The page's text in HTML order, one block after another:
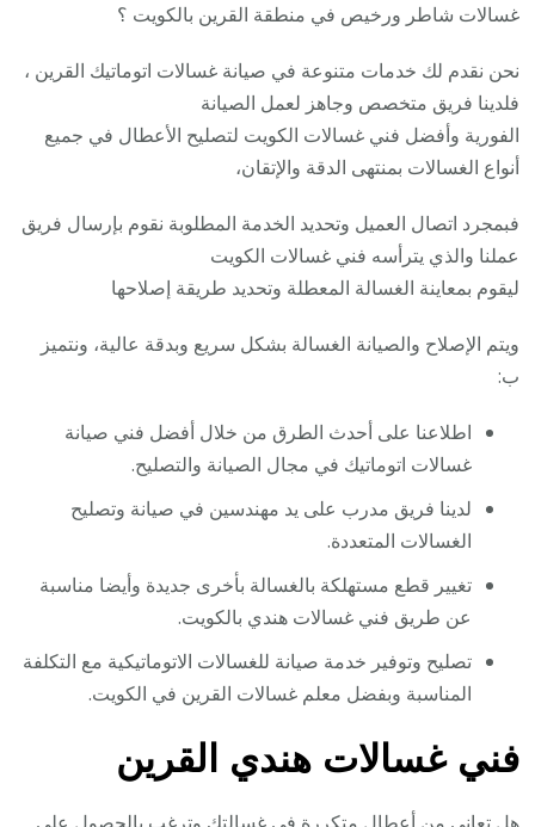
غسالات شاطر ورخيص في منطقة القرين بالكويت ؟
نحن نقدم لك خدمات متنوعة في صيانة غسالات اتوماتيك القرين ،
فلدينا فريق متخصص وجاهز لعمل الصيانة
الفورية وأفضل فني غسالات الكويت لتصليح الأعطال في جميع
أنواع الغسالات بمنتهى الدقة والإتقان،
فبمجرد اتصال العميل وتحديد الخدمة المطلوبة نقوم بإرسال فريق
عملنا والذي يترأسه فني غسالات الكويت
ليقوم بمعاينة الغسالة المعطلة وتحديد طريقة إصلاحها
ويتم الإصلاح والصيانة الغسالة بشكل سريع وبدقة عالية، ونتميز
ب:
اطلاعنا على أحدث الطرق من خلال أفضل فني صيانة
غسالات اتوماتيك في مجال الصيانة والتصليح.
لدينا فريق مدرب على يد مهندسين في صيانة وتصليح
الغسالات المتعددة.
تغيير قطع مستهلكة بالغسالة بأخرى جديدة وأيضا مناسبة
عن طريق فني غسالات هندي بالكويت.
تصليح وتوفير خدمة صيانة للغسالات الاتوماتيكية مع التكلفة
المناسبة وبفضل معلم غسالات القرين في الكويت.
فني غسالات هندي القرين